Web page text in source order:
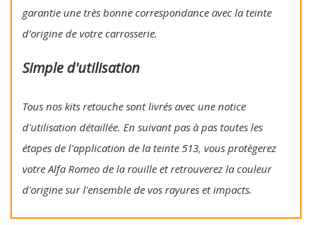
garantie une très bonne correspondance avec la teinte
d’origine de votre carrosserie.
Simple d'utilisation
Tous nos kits retouche sont livrés avec une notice
d'utilisation détaillée. En suivant pas à pas toutes les
étapes de l'application de la teinte 513, vous protègerez
votre Alfa Romeo de la rouille et retrouverez la couleur
d'origine sur l'ensemble de vos rayures et impacts.